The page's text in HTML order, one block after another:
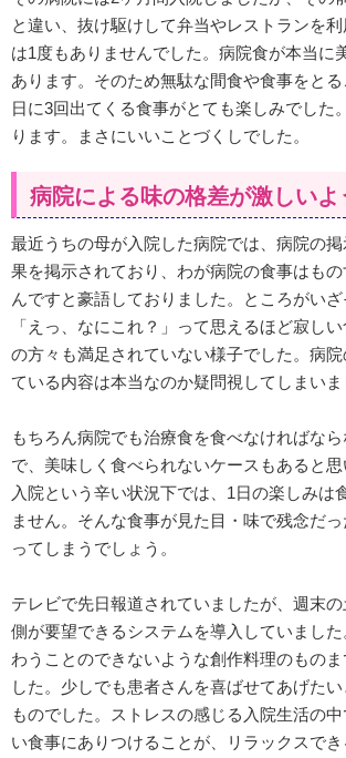
と違い、抜け駆けして弁当やレストランを
は1度もありませんでした。病院食が本当に
あります。そのため無駄な間食や食事をと
日に3回出てくる食事がとても楽しみでした
ります。まさにいいことづくしでした。
病院による味の格差が激しいよ
最近うちの母が入院した病院では、病院の
果を掲示されており、わが病院の食事はも
んですと豪語しておりました。ところがい
「えっ、なにこれ？」って思えるほど寂し
の方々も満足されていない様子でした。病
ている内容は本当なのか疑問視してしまいま
もちろん病院でも治療食を食べなければな
で、美味しく食べられないケースもあると
入院という辛い状況下では、1日の楽しみは
ません。そんな食事が見た目・味で残念だ
ってしまうでしょう。
テレビで先日報道されていましたが、週末
側が要望できるシステムを導入していまし
わうことのできないような創作料理のもの
した。少しでも患者さんを喜ばせてあげた
ものでした。ストレスの感じる入院生活の
い食事にありつけることが、リラックスで